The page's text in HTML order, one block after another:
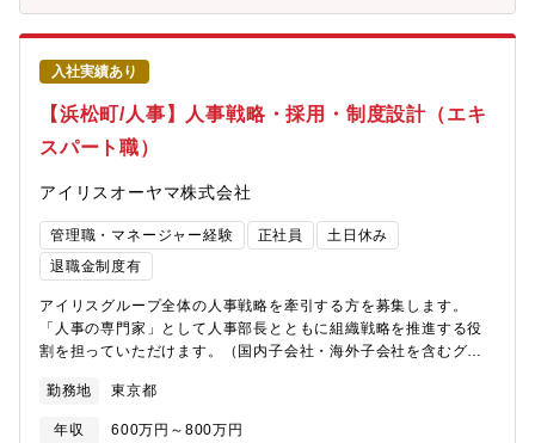
たな事業領域へのキャリア、または権利取得から契約・ライセン
イン可能です。
育成の観点で指導も行う。【具体的な仕事内容】■渉外統括部は事
業会社と連携して事業活動を理解し今後の方向性を踏まえ全社横
断的なライセンスアウト及びライセンスインに関する戦略立案と
実行■特許権・著作権のパナソニックグループのライセンスアウト
に関する戦略策定とその実行■多くの交渉相手は日本国外の会社で
あり、通常、英語を用いて外国企業と交渉。■各種事業活動に関連
した知的財産の視点からの以下項目への対応■契約締結に関連する
ス【募集背景】パナソニックが目指す物と心の両面での豊かさに
満ちた「理想の社会」の実現に向けた取り組みを支えるため、知
的財産部門では事業・研究開発・知財が三位一体となって知財戦
略を立案し、グローバルな出願・権利化と知的財産の幅広い活用
をおこない、競合他社に対する事業の優位性と安全の確保、併せ
て様々なビジネスパートナーとの「共創」を実現するための活動
をグローバルに推進している。なかでもデータ利活用、DX、生成
AI、著作権等に代表される社会・事業環境の大幅な変化の中、当
に伴い知財ポートフォリオの組替えに基づく知財活用（ライセン
ス、売却等）を加速させている。また新規事業の開拓などの活発
入社実績あり
【浜松町/人事】人事戦略・採用・制度設計（エキ
スパート職）
アイリスオーヤマ株式会社
管理職・マネージャー経験 正社員
土日休み
退職金制度有
アイリスグループ全体の人事戦略を牽引する方を募集します。
「人事の専門家」として人事部長とともに組織戦略を推進する役
割を担っていただけます。（国内子会社・海外子会社を含むグル
計・採用・制度の企画高度化・子会社人事への専門的支援・経営
と現場を専門知見で支える役割【主な業務内容】1.グループ全体
勤務地 東京都
年収 600万円～800万円